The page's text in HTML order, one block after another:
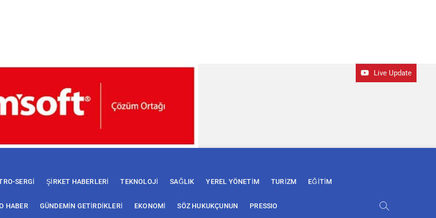
Live Update
SERGİ ŞİRKET HABERLERİ TEKNOLOJİ SAĞLIK YEREL YÖNETİM TURİZM EĞİTİM
HABER GÜNDEMİN GETİRDİKLERİ EKONOMİ SÖZ HUKUKÇUNUN PRESSIO